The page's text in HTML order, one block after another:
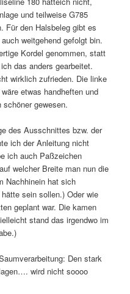
und teilweise G785
Für den Halsbeleg gibt es
weitgehend gefolgt bin.
Kordel genommen, statt
das anders gearbeitet.
wirklich zufrieden. Die linke
etwas handheften und
gewesen.
des Ausschnittes bzw. der
ich der Anleitung nicht
ich auch Paßzeichen
welcher Breite man nun die
Nachhinein hat sich
sein sollen.) Oder wie
geplant war. Die kamen
stand das irgendwo im
Den stark
wird nicht soooo